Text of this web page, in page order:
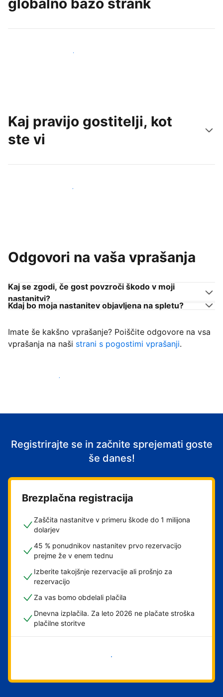
globalno bazo strank
Pridobite nove goste še danes
Kaj pravijo gostitelji, kot
ste vi
Pridruži se drugim gostiteljem
Odgovori na vaša vprašanja
Kaj se zgodi, če gost povzroči škodo v moji
nastanitvi?
Kdaj bo moja nastanitev objavljena na spletu?
Imate še kakšno vprašanje? Poiščite odgovore na vsa
vprašanja na naši strani s pogostimi vprašanji.
Začni sprejemati goste
Registrirajte se in začnite sprejemati goste
še danes!
Brezplačna registracija
Zaščita nastanitve v primeru škode do 1 milijona
dolarjev
45 % ponudnikov nastanitev prvo rezervacijo
prejme že v enem tednu
Izberite takojšnje rezervacije ali prošnjo za
rezervacijo
Za vas bomo obdelali plačila
Dnevna izplačila. Za leto 2026 ne plačate stroška
plačilne storitve